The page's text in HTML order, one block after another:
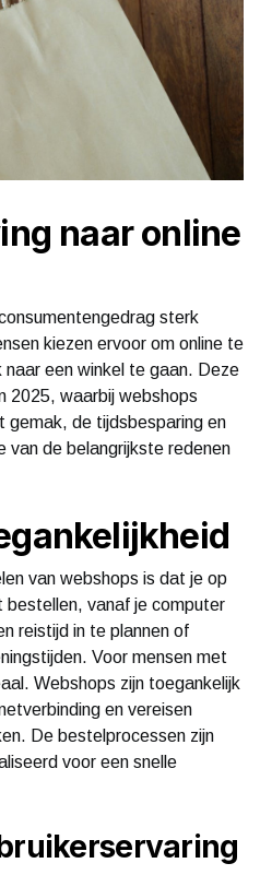
naar online
sterk
kiezen ervoor om online te
een winkel te gaan. Deze
2025, waarbij webshops
gemak, de tijdsbesparing en
van de belangrijkste redenen
van webshops is dat je op
bestellen, vanaf je computer
reistijd in te plannen of
Voor mensen met
Webshops zijn toegankelijk
en vereisen
De bestelprocessen zijn
voor een snelle